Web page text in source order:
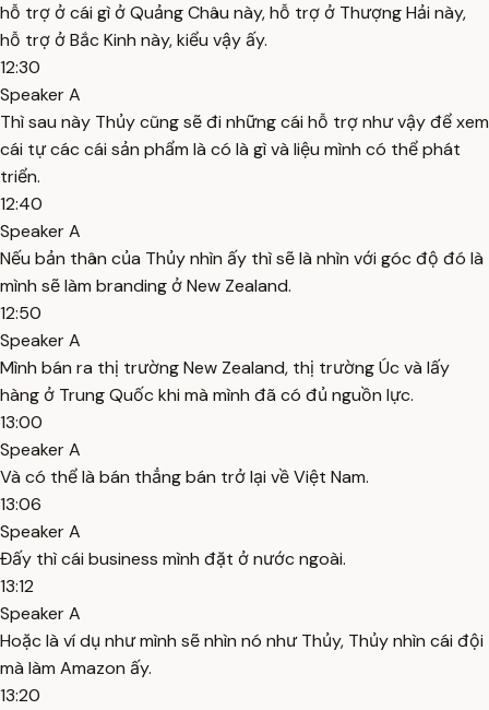
hỗ trợ ở cái gì ở Quảng Châu này, hỗ trợ ở Thượng Hải này,
hỗ trợ ở Bắc Kinh này, kiểu vậy ấy.
12:30
Speaker A
Thì sau này Thủy cũng sẽ đi những cái hỗ trợ như vậy để xem
cái tự các cái sản phẩm là có là gì và liệu mình có thể phát
triển.
12:40
Speaker A
Nếu bản thân của Thủy nhìn ấy thì sẽ là nhìn với góc độ đó là
mình sẽ làm branding ở New Zealand.
12:50
Speaker A
Mình bán ra thị trường New Zealand, thị trường Úc và lấy
hàng ở Trung Quốc khi mà mình đã có đủ nguồn lực.
13:00
Speaker A
Và có thể là bán thẳng bán trở lại về Việt Nam.
13:06
Speaker A
Đấy thì cái business mình đặt ở nước ngoài.
13:12
Speaker A
Hoặc là ví dụ như mình sẽ nhìn nó như Thủy, Thủy nhìn cái đội
mà làm Amazon ấy.
13:20